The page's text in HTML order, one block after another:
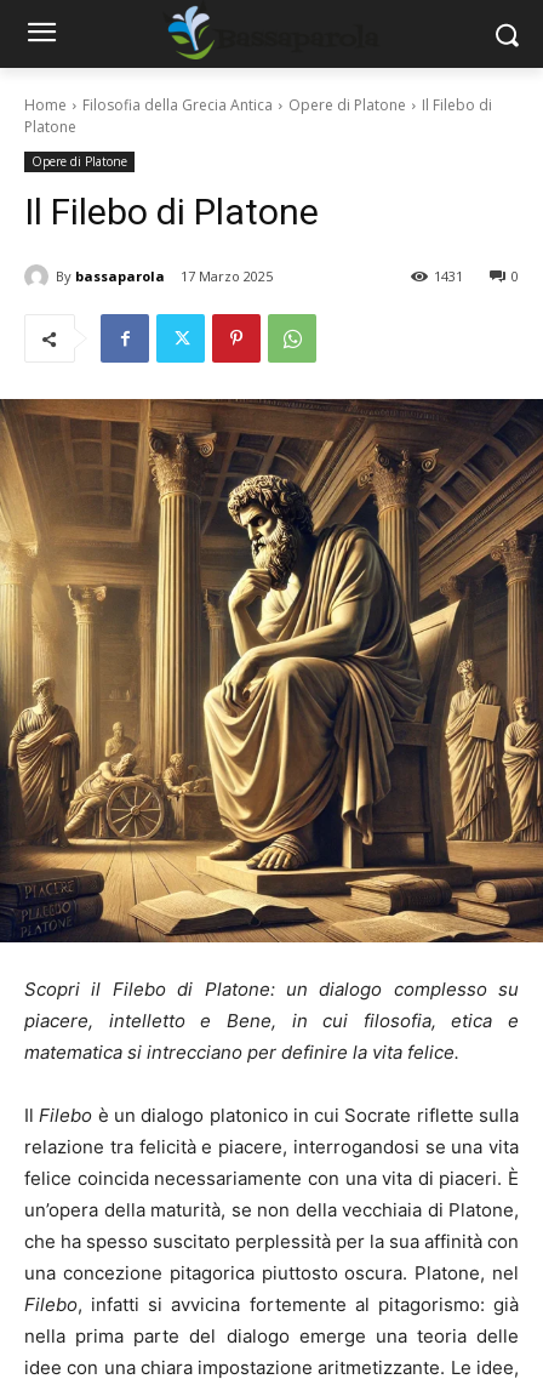
Home Filosofia della Grecia Antica Opere di Platone
Il Filebo di
Platone
Opere di Platone
Il Filebo di Platone
By bassaparola 17 Marzo 2025 0
1431
Scopri il Filebo di Platone: un dialogo complesso su
piacere, intelletto e Bene, in cui filosofia, etica e
matematica si intrecciano per definire la vita felice.
IlFilebo è un dialogo platonico in cui Socrate riflette sulla
relazione tra felicità e piacere, interrogandosi se una vita
felice coincida necessariamente con una vita di piaceri. È
un’opera della maturità, se non della vecchiaia di Platone,
che ha spesso suscitato perplessità per la sua affinità con
una concezione pitagorica piuttosto oscura. Platone, nel
Filebo, infatti si avvicina fortemente al pitagorismo: già
nella prima parte del dialogo emerge una teoria delle
idee con una chiara impostazione aritmetizzante. Le idee,